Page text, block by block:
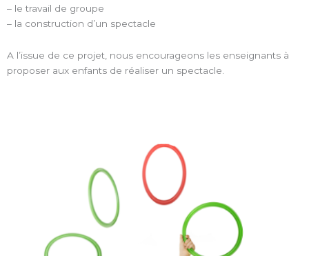
– le travail de groupe
– la construction d’un spectacle
A l’issue de ce projet, nous encourageons les enseignants à
proposer aux enfants de réaliser un spectacle.